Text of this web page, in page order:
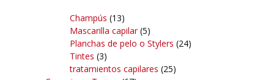
Champús (13)
Mascarilla capilar(5)
Planchas de pelo o Stylers (24)
Tintes (3)
tratamientos capilares (25)